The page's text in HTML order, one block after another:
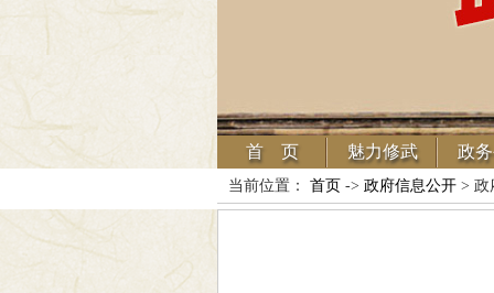
首 页 魅力修武 政
当前位置： 首页 -> 政府信息公开> 政